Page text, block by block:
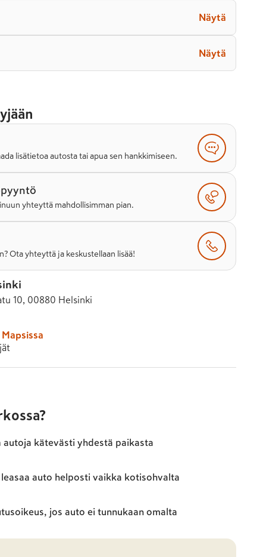
Näytä
Näytä
lisätietoa autosta tai apua sen hankkimiseen.
yhteyttä mahdollisimman pian.
Ota yhteyttä ja keskustellaan lisää!
10, 00880 Helsinki
autoja kätevästi yhdestä paikasta
auto helposti vaikka kotisohvalta
jos auto ei tunnukaan omalta